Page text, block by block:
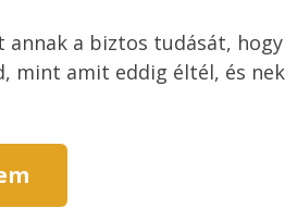
annak a biztos tudását,
mint amit eddig éltél, és